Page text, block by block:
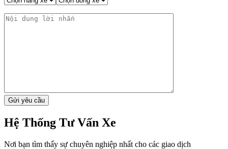
Hệ Thống Tư Vấn Xe
Nơi bạn tìm thấy sự chuyên nghiệp nhất cho các giao dịch